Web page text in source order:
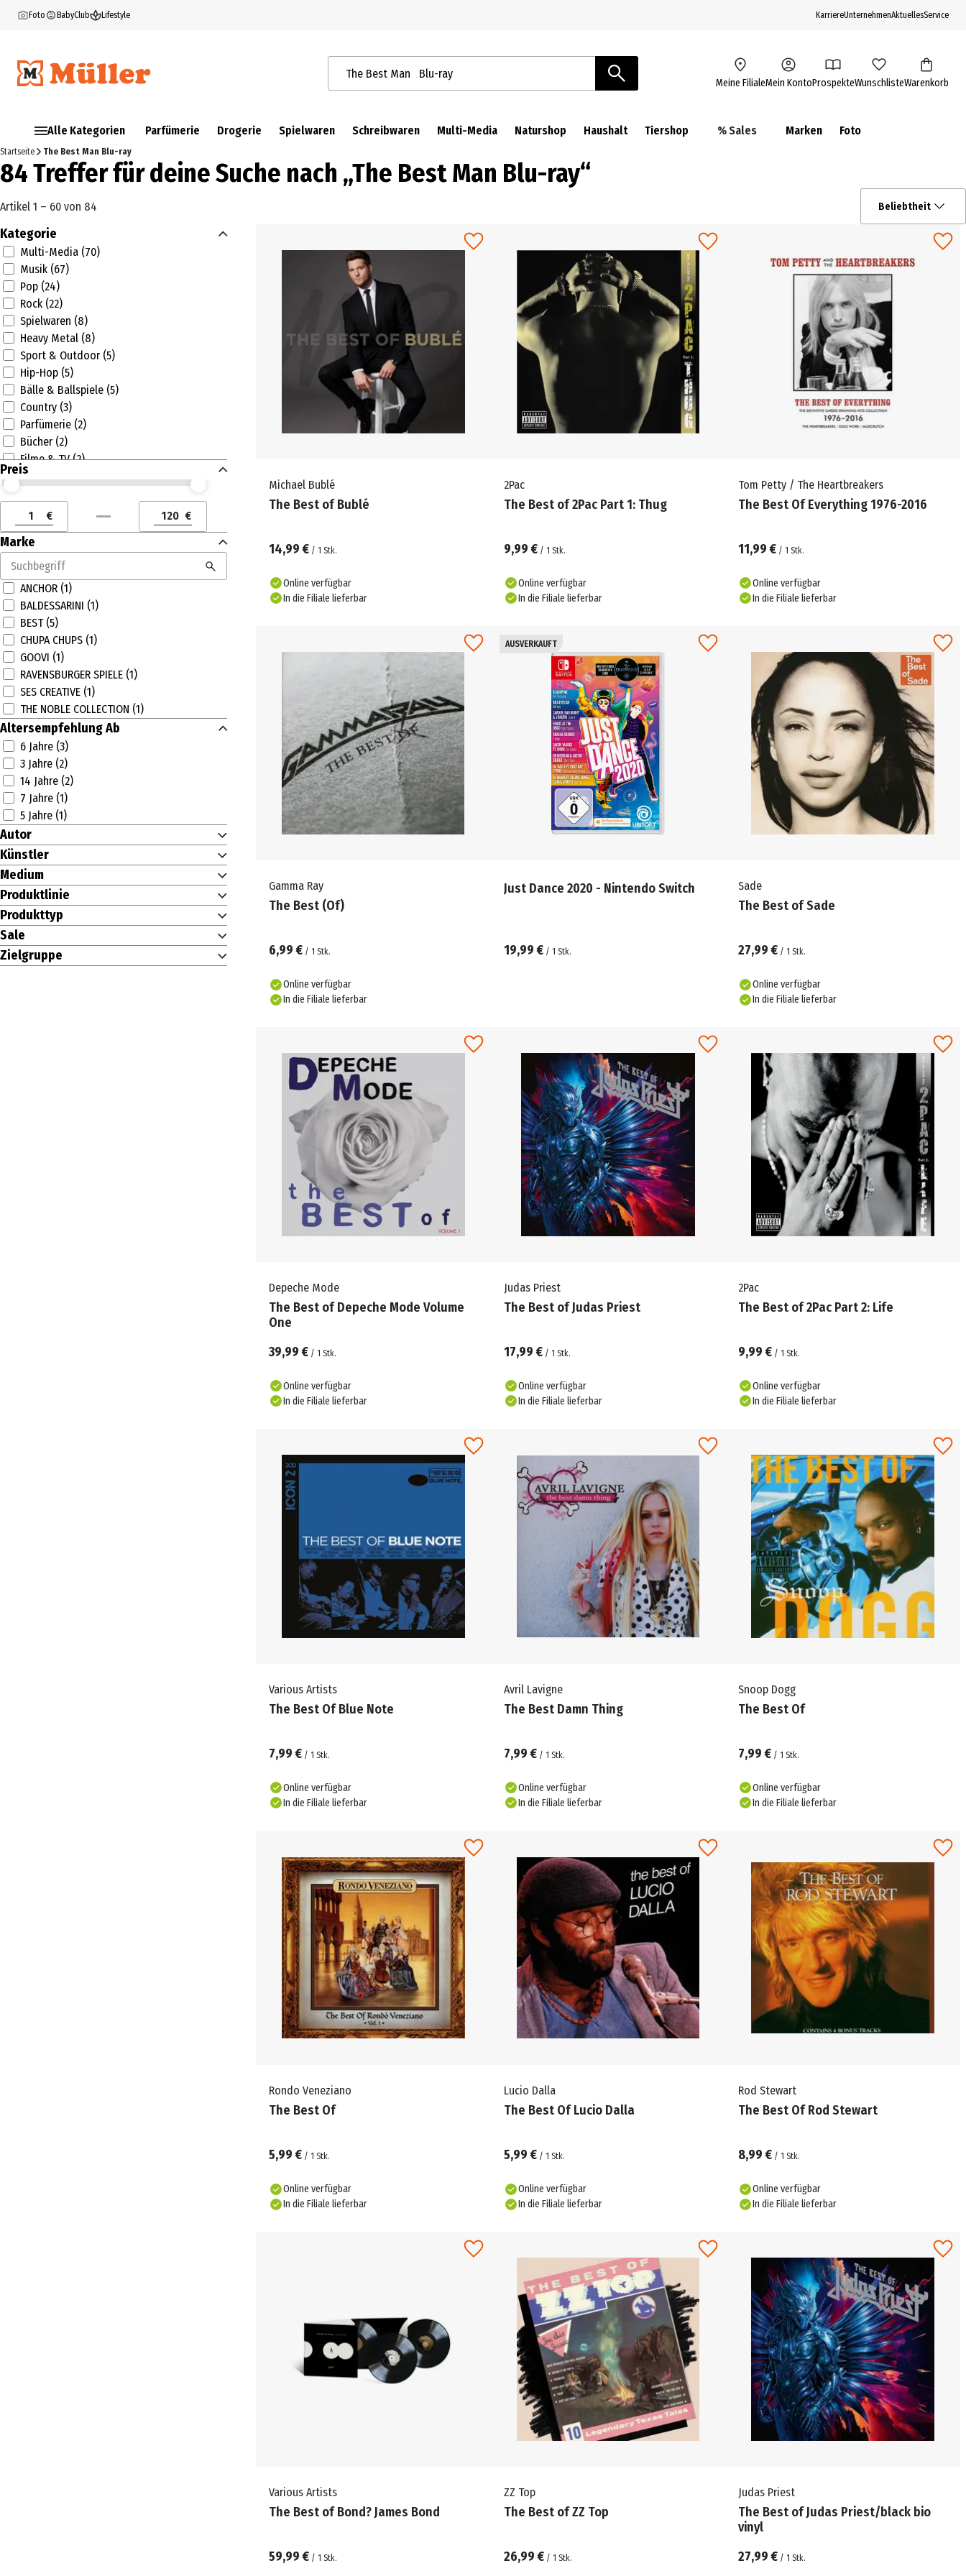
Foto BabyClub Lifestyle KarriereUnternehmenAktuellesService
Suchbegriffe / Artikelnummer Meine FilialeMein KontoProspekteWunschlisteWarenkorb
Alle Kategorien Parfümerie Drogerie Spielwaren Schreibwaren Multi-Media Naturshop Haushalt Tiershop % Sales Marken Foto
Startseite The Best Man Blu-ray
84 Treffer für deine Suche nach „The Best Man Blu-ray“
Artikel 1 – 60 von 84 Beliebtheit
Kategorie
Multi-Media (70)
Musik (67)
Pop (24)
Rock (22)
Spielwaren (8)
Heavy Metal (8)
Sport & Outdoor (5)
Hip-Hop (5)
Bälle & Ballspiele (5)
Country (3)
Parfümerie (2)
Bücher (2)
Filme & TV (2)
Jazz (2)
Handarbeit (1)
Sets & Anleitungen (1)
Games (1)
Kostüme & Partyartikel (1)
Kreativ & Basteln (1)
Spiele & Puzzles (1)
Lebensmittel (1)
Unisex Düfte (1)
Make-up (1)
Düfte für Ihn (1)
Düfte für Sie (1)
New Adult (1)
Romane & Erzählungen (1)
Sets (1)
Reggae (1)
Instrumental (1)
Dance (1)
Nintendo Switch (1)
Komödie & Comedy (1)
Anime (1)
Trends (1)
Bastelsets (1)
Spiele (1)
Süßigkeiten (1)
Düfte (1)
Teint (1)
Düfte (1)
Preis
Preis (€) ab
Preis (€) bis
Preis (€) ab
€
Preis (€) bis
€
Marke
ANCHOR (1)
BALDESSARINI (1)
BEST (5)
CHUPA CHUPS (1)
GOOVI (1)
RAVENSBURGER SPIELE (1)
SES CREATIVE (1)
THE NOBLE COLLECTION (1)
Altersempfehlung Ab
6 Jahre (3)
3 Jahre (2)
14 Jahre (2)
7 Jahre (1)
5 Jahre (1)
Autor
Künstler
Medium
Produktlinie
Produkttyp
Sale
Zielgruppe
Michael Bublé
The Best of Bublé
14,99 € / 1 Stk.
Online verfügbar
In die Filiale lieferbar
2Pac
The Best of 2Pac Part 1: Thug
9,99 €/ 1 Stk.
Online verfügbar
In die Filiale lieferbar
Tom Petty / The Heartbreakers
The Best Of Everything 1976-2016
11,99 € / 1 Stk.
Online verfügbar
In die Filiale lieferbar
Gamma Ray
The Best (Of)
6,99 € / 1 Stk.
Online verfügbar
In die Filiale lieferbar
AUSVERKAUFT
Just Dance 2020 - Nintendo Switch
19,99 €/ 1 Stk.
Sade
The Best of Sade
27,99 € / 1 Stk.
Online verfügbar
In die Filiale lieferbar
Depeche Mode
The Best of Depeche Mode Volume
One
39,99 € / 1 Stk.
Online verfügbar
In die Filiale lieferbar
Judas Priest
The Best of Judas Priest
17,99 €/ 1 Stk.
Online verfügbar
In die Filiale lieferbar
2Pac
The Best of 2Pac Part 2: Life
9,99 € / 1 Stk.
Online verfügbar
In die Filiale lieferbar
Various Artists
The Best Of Blue Note
7,99 € / 1 Stk.
Online verfügbar
In die Filiale lieferbar
Avril Lavigne
The Best Damn Thing
7,99 €/ 1 Stk.
Online verfügbar
In die Filiale lieferbar
Snoop Dogg
The Best Of
7,99 € / 1 Stk.
Online verfügbar
In die Filiale lieferbar
Rondo Veneziano
The Best Of
5,99 € / 1 Stk.
Online verfügbar
In die Filiale lieferbar
Lucio Dalla
The Best Of Lucio Dalla
5,99 €/ 1 Stk.
Online verfügbar
In die Filiale lieferbar
Rod Stewart
The Best Of Rod Stewart
8,99 € / 1 Stk.
Online verfügbar
In die Filiale lieferbar
Various Artists
The Best of Bond? James Bond
59,99 € / 1 Stk.
ZZ Top
The Best of ZZ Top
26,99 €/ 1 Stk.
Judas Priest
The Best of Judas Priest/black bio
vinyl
27,99 € / 1 Stk.